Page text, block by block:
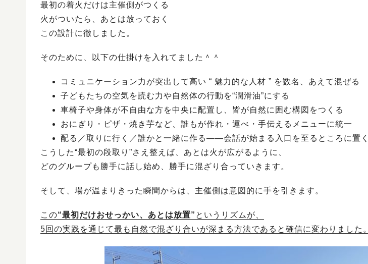
最初の着火だけは主催側がつくる
火がついたら、あとは放っておく
この設計に徹しました。
そのために、以下の仕掛けを入れてました＾＾
コミュニケーション力が突出して高い “ 魅力的な人材 ” を数名、あえて混ぜる
子どもたちの空気を読む力や自然体の行動を“潤滑油”にする
車椅子や身体が不自由な方を中央に配置し、皆が自然に囲む構図をつくる
おにぎり・ピザ・焼き芋など、誰もが作れ・運べ・手伝えるメニューに統一
配る／取りに行く／誰かと一緒に作る——会話が始まる入口を至るところに置く
こうした“最初の段取り”さえ整えば、あとは火が広がるように、
どのグループも勝手に話し始め、勝手に混ざり合っていきます。
そして、場が温まりきった瞬間からは、主催側は意図的に手を引きます。
この“最初だけおせっかい、あとは放置” というリズムが、
5回の実践を通じて最も自然で混ざり合いが深まる方法であると確信に変わりました。